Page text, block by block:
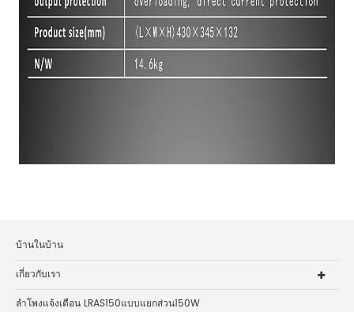
บ้านในบ้าน
เกี่ยวกับเรา
ลำโพงแจ้งเตือน LRAS150แบบแยกส่วน150W